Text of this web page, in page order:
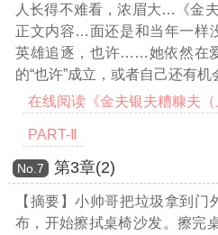
人长得不难看，浓眉大…《金
正文内容…面还是和当年一样
英雄追逐，也许……她依然在
的“也许”成立，或者自己还有机
在线阅读《金夫银夫糟糠夫
PART-Ⅱ
Νο.7 第3章(2)
【摘要】小帅哥把垃圾拿到
布，开始擦拭桌椅沙发。擦完